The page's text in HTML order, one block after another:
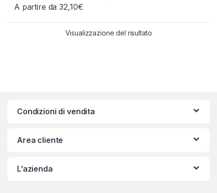
A partire da32,10€
Questo prodotto ha più varianti. Le opzioni possono essere
Visualizzazione del risultato
Condizioni di vendita
Area cliente
L’azienda